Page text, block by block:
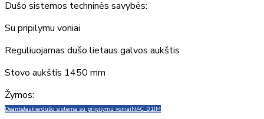
Dušo sistemos techninės savybės:
Su pripilymu voniai
Reguliuojamas dušo lietaus galvos aukštis
Stovo aukštis 1450 mm
Žymos:
DeanteJaskierdušo sistema su pripilymu voniaiNAC_01JM